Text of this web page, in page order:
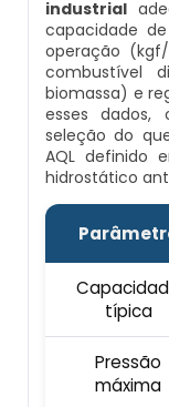
Peças Para
Pré
Preço
Preço
Prestação
Queimador
Queimador
Serviço De
Valor De
Manutenção
Serviço De
Preço
Preço
Prestação
Instalação
Instalação
Tubos Para
Caldeira
Caldeira
Mini
Caldeira A
industrial
capacidade
operação
combustível
biomassa) e
esses
seleção do
AQL definido
hidrostático
típica
Pressão
máxima